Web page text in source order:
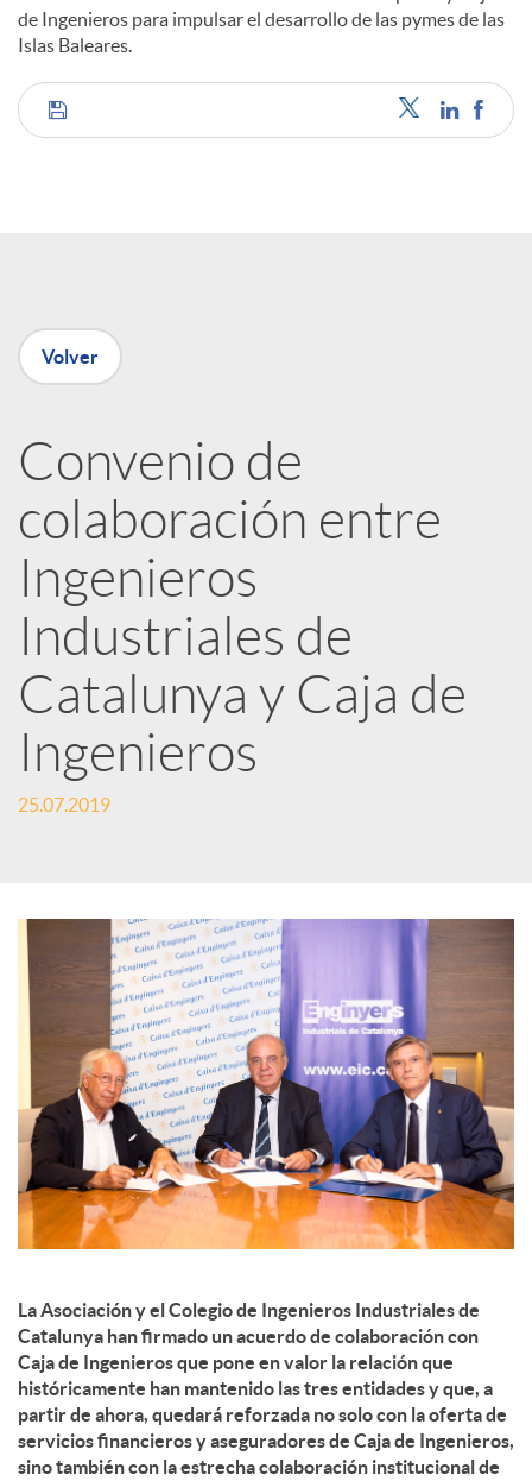
de Ingenieros para impulsar el desarrollo de las pymes de las
Islas Baleares.
C
p
a
r
t
i
r
e
n
R
e
d
e
S
o
Volver
Convenio de
colaboración entre
Ingenieros
Industriales de
Catalunya y Caja de
Ingenieros
25.07.2019
La Asociación y el Colegio de Ingenieros Industriales de
Catalunya han firmado un acuerdo de colaboración con
Caja de Ingenieros que pone en valor la relación que
históricamente han mantenido las tres entidades y que, a
partir de ahora, quedará reforzada no solo con la oferta de
servicios financieros y aseguradores de Caja de Ingenieros,
sino también con la estrecha colaboración institucional de